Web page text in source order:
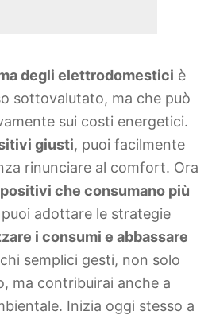
degli elettrodomestici è
sottovalutato, ma che può
sui costi energetici.
giusti, puoi facilmente
rinunciare al comfort. Ora
che consumano più
puoi adottare le strategie
i consumi e abbassare
semplici gesti, non solo
ma contribuirai anche a
Inizia oggi stesso a